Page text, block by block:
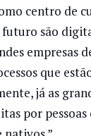
centro de
futuro são
empresas
que
já as
por pessoas